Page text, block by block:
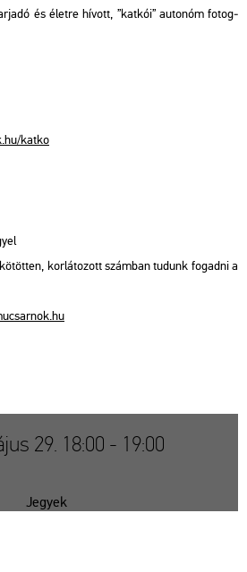
és élet­re hí­vott, ”kat­kói” au­to­nóm fo­tog­
​katko
kor­lá­to­zott szám­ban tu­dunk fo­gad­ni a
29. 18:00 - 19:00
Jegyek